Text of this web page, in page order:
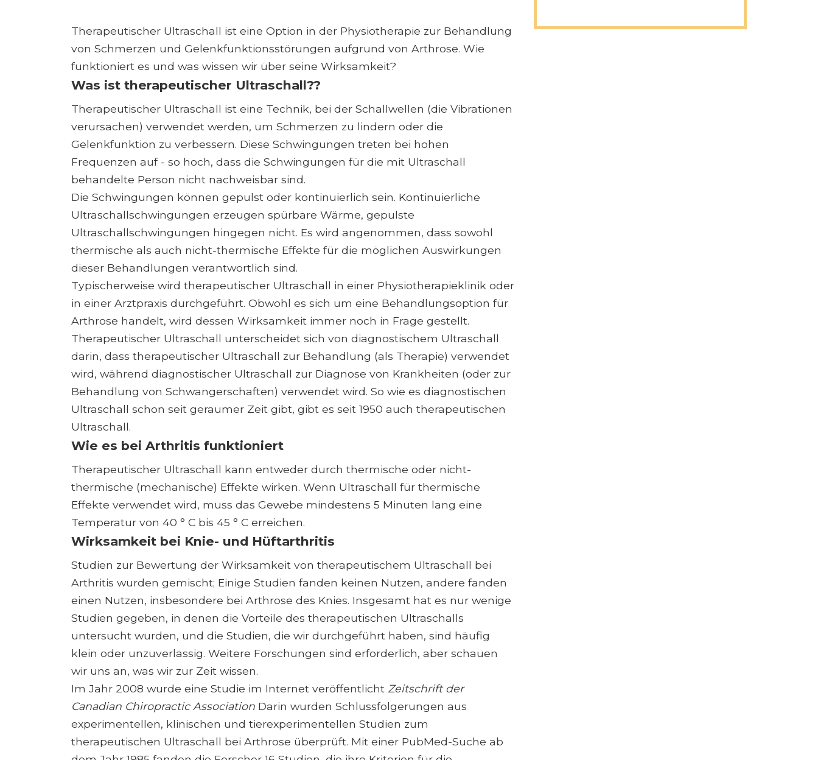
Therapeutischer Ultraschall ist eine Option in der Physiotherapie zur Behandlung
von Schmerzen und Gelenkfunktionsstörungen aufgrund von Arthrose. Wie
funktioniert es und was wissen wir über seine Wirksamkeit?
Was ist therapeutischer Ultraschall??
Therapeutischer Ultraschall ist eine Technik, bei der Schallwellen (die Vibrationen
verursachen) verwendet werden, um Schmerzen zu lindern oder die
Gelenkfunktion zu verbessern. Diese Schwingungen treten bei hohen
Frequenzen auf - so hoch, dass die Schwingungen für die mit Ultraschall
behandelte Person nicht nachweisbar sind.
Die Schwingungen können gepulst oder kontinuierlich sein. Kontinuierliche
Ultraschallschwingungen erzeugen spürbare Wärme, gepulste
Ultraschallschwingungen hingegen nicht. Es wird angenommen, dass sowohl
thermische als auch nicht-thermische Effekte für die möglichen Auswirkungen
dieser Behandlungen verantwortlich sind.
Typischerweise wird therapeutischer Ultraschall in einer Physiotherapieklinik oder
in einer Arztpraxis durchgeführt. Obwohl es sich um eine Behandlungsoption für
Arthrose handelt, wird dessen Wirksamkeit immer noch in Frage gestellt.
Therapeutischer Ultraschall unterscheidet sich von diagnostischem Ultraschall
darin, dass therapeutischer Ultraschall zur Behandlung (als Therapie) verwendet
wird, während diagnostischer Ultraschall zur Diagnose von Krankheiten (oder zur
Behandlung von Schwangerschaften) verwendet wird. So wie es diagnostischen
Ultraschall schon seit geraumer Zeit gibt, gibt es seit 1950 auch therapeutischen
Ultraschall.
Wie es bei Arthritis funktioniert
Therapeutischer Ultraschall kann entweder durch thermische oder nicht-
thermische (mechanische) Effekte wirken. Wenn Ultraschall für thermische
Effekte verwendet wird, muss das Gewebe mindestens 5 Minuten lang eine
Temperatur von 40 ° C bis 45 ° C erreichen.
Wirksamkeit bei Knie- und Hüftarthritis
Studien zur Bewertung der Wirksamkeit von therapeutischem Ultraschall bei
Arthritis wurden gemischt; Einige Studien fanden keinen Nutzen, andere fanden
einen Nutzen, insbesondere bei Arthrose des Knies. Insgesamt hat es nur wenige
Studien gegeben, in denen die Vorteile des therapeutischen Ultraschalls
untersucht wurden, und die Studien, die wir durchgeführt haben, sind häufig
klein oder unzuverlässig. Weitere Forschungen sind erforderlich, aber schauen
wir uns an, was wir zur Zeit wissen.
Im Jahr 2008 wurde eine Studie im Internet veröffentlicht Zeitschrift der
Canadian Chiropractic Association Darin wurden Schlussfolgerungen aus
experimentellen, klinischen und tierexperimentellen Studien zum
therapeutischen Ultraschall bei Arthrose überprüft. Mit einer PubMed-Suche ab